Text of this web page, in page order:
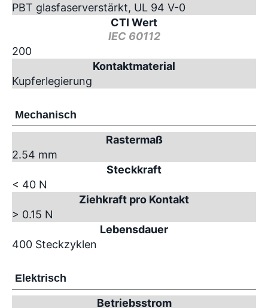
PBT glasfaserverstärkt, UL 94 V-0
CTI Wert
IEC 60112
200
Kontaktmaterial
Kupferlegierung
Mechanisch
Rastermaß
2.54 mm
Steckkraft
< 40 N
Ziehkraft pro Kontakt
> 0.15 N
Lebensdauer
400 Steckzyklen
Elektrisch
Betriebsstrom